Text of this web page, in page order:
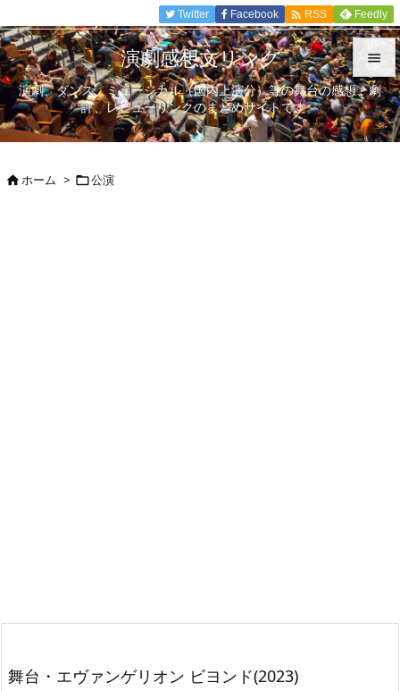


メニュ

Twitter Facebook  RSS Feedly
演劇感想文リンク
演劇、ダンス、ミュージカル（国内上演分）等の舞台の感想、劇
評、レビューリンクのまとめサイトです。
ホーム > 公演
舞台・エヴァンゲリオン ビヨンド(2023)